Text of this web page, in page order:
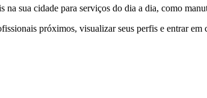
sua cidade para serviços do dia a dia, como
próximos, visualizar seus perfis e entrar em